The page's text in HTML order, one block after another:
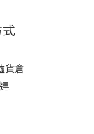
貨倉